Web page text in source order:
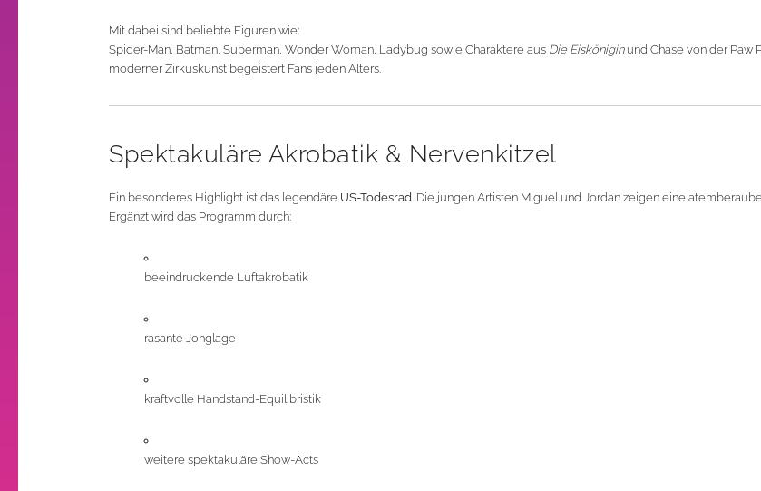
Mit dabei sind beliebte Figuren wie:
Spider-Man, Batman, Superman, Wonder Woman, Ladybug sowie Charaktere aus Die Eisköniginund Chase von der Paw
moderner Zirkuskunst begeistert Fans jeden Alters.
Spektakuläre Akrobatik & Nervenkitzel
Ein besonderes Highlight ist das legendäre US-Todesrad. Die jungen Artisten Miguel und Jordan zeigen eine
Ergänzt wird das Programm durch:
beeindruckende Luftakrobatik
rasante Jonglage
kraftvolle Handstand-Equilibristik
weitere spektakuläre Show-Acts